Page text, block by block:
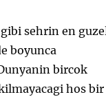
sehrin en
boyunca
bircok
hos bir